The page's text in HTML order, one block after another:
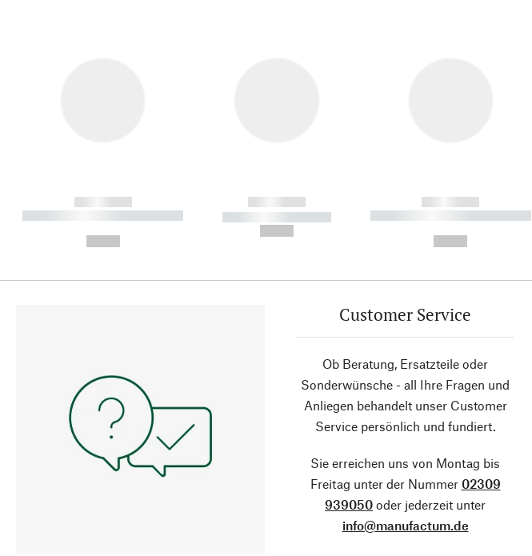
------------
----------- ----------- ----------
------------
----------- -----------
------------
----------- ----------- ----------
Customer Service
Ob Beratung, Ersatzteile oder
Sonderwünsche - all Ihre Fragen und
Anliegen behandelt unser Customer
Service persönlich und fundiert.
Sie erreichen uns von Montag bis
Freitag unter der Nummer 02309
939050 oder jederzeit unter
info@manufactum.de